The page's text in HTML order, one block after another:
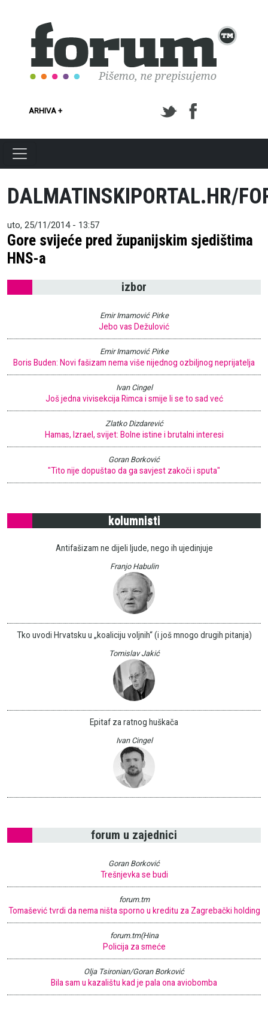
ARHIVA +
DALMATINSKIPORTAL.HR/
uto, 25/11/2014 - 13:57
Gore svijeće pred županijskim sjedištima
HNS-a
izbor
Emir Imamović Pirke
Jebo vas Dežulović
Emir Imamović Pirke
Boris Buden: Novi fašizam nema više nijednog ozbiljnog neprijatelja
Ivan Cingel
Još jedna vivisekcija Rimca i smije li se to sad već
Zlatko Dizdarević
Hamas, Izrael, svijet: Bolne istine i brutalni interesi
Goran Borković
"Tito nije dopuštao da ga savjest zakoči i sputa"
kolumnisti
Antifašizam ne dijeli ljude, nego ih ujedinjuje
Franjo Habulin
Tko uvodi Hrvatsku u „koaliciju voljnih“ (i još mnogo drugih pitanja)
Tomislav Jakić
Epitaf za ratnog huškača
Ivan Cingel
forum u zajednici
Goran Borković
Trešnjevka se budi
forum.tm
Tomašević tvrdi da nema ništa sporno u kreditu za Zagrebački holding
forum.tm(Hina
Policija za smeće
Olja Tsironian/Goran Borković
Bila sam u kazalištu kad je pala ona aviobomba